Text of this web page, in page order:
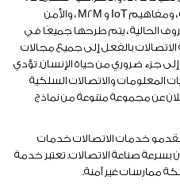
والسحابة ، والبيانات الضخمة والتحليلات ، ومفاهيم IoT و M2M ، والأمن
الحالية ، يتم طرحها جميعًا في
بالفعل إلى جميع مجالات
إلى جزء ضروري من حياة الإنسان. تؤدي
المعلومات والاتصالات السلكية
عن مجموعة متنوعة من نماذج
مقدمو خدمات الاتصالات خدمات
بسرعة صناعة الاتصالات. تعتبر خدمة
ممارسات غير آمنة.